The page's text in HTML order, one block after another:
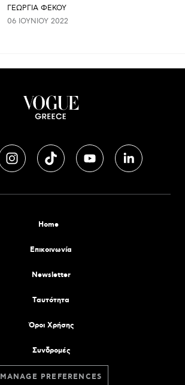
ΓΕΩΡΓΙΑ ΦΕΚΟΥ
06 ΙΟΥΝΊΟΥ 2022
Home
Επικοινωνία
Newsletter
Tαυτότητα
Όροι Χρήσης
Συνδρομές
MANAGE PREFERENCES